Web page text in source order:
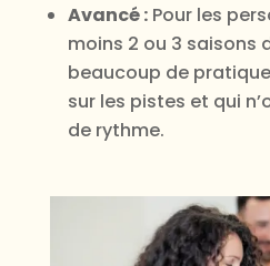
Avancé :Pour les
moins 2 ou 3 saisons
beaucoup de
sur les pistes et qui
de rythme.